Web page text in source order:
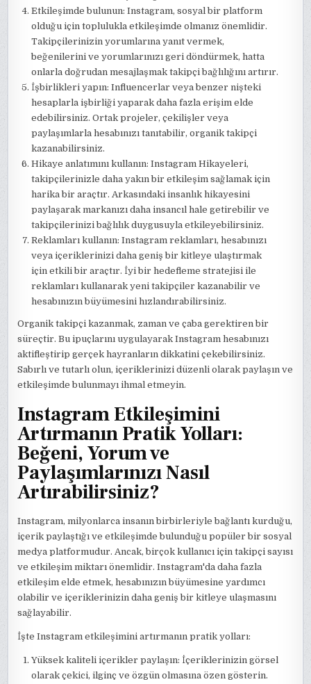
Etkileşimde bulunun: Instagram, sosyal bir platform
olduğu için toplulukla etkileşimde olmanız önemlidir.
Takipçilerinizin yorumlarına yanıt vermek,
beğenilerini ve yorumlarınızı geri döndürmek, hatta
onlarla doğrudan mesajlaşmak takipçi bağlılığını artırır.
İşbirlikleri yapın: Influencerlar veya benzer nişteki
hesaplarla işbirliği yaparak daha fazla erişim elde
edebilirsiniz. Ortak projeler, çekilişler veya
paylaşımlarla hesabınızı tanıtabilir, organik takipçi
kazanabilirsiniz.
Hikaye anlatımını kullanın: Instagram Hikayeleri,
takipçilerinizle daha yakın bir etkileşim sağlamak için
harika bir araçtır. Arkasındaki insanlık hikayesini
paylaşarak markanızı daha insancıl hale getirebilir ve
takipçilerinizi bağlılık duygusuyla etkileyebilirsiniz.
Reklamları kullanın: Instagram reklamları, hesabınızı
veya içeriklerinizi daha geniş bir kitleye ulaştırmak
için etkili bir araçtır. İyi bir hedefleme stratejisi ile
reklamları kullanarak yeni takipçiler kazanabilir ve
hesabınızın büyümesini hızlandırabilirsiniz.
Organik takipçi kazanmak, zaman ve çaba gerektiren bir
süreçtir. Bu ipuçlarını uygulayarak Instagram hesabınızı
aktifleştirip gerçek hayranların dikkatini çekebilirsiniz.
Sabırlı ve tutarlı olun, içeriklerinizi düzenli olarak paylaşın ve
etkileşimde bulunmayı ihmal etmeyin.
Instagram Etkileşimini
Artırmanın Pratik Yolları:
Beğeni, Yorum ve
Paylaşımlarınızı Nasıl
Artırabilirsiniz?
Instagram, milyonlarca insanın birbirleriyle bağlantı kurduğu,
içerik paylaştığı ve etkileşimde bulunduğu popüler bir sosyal
medya platformudur. Ancak, birçok kullanıcı için takipçi sayısı
ve etkileşim miktarı önemlidir. Instagram'da daha fazla
etkileşim elde etmek, hesabınızın büyümesine yardımcı
olabilir ve içeriklerinizin daha geniş bir kitleye ulaşmasını
sağlayabilir.
İşte Instagram etkileşimini artırmanın pratik yolları:
Yüksek kaliteli içerikler paylaşın: İçeriklerinizin görsel
olarak çekici, ilginç ve özgün olmasına özen gösterin.